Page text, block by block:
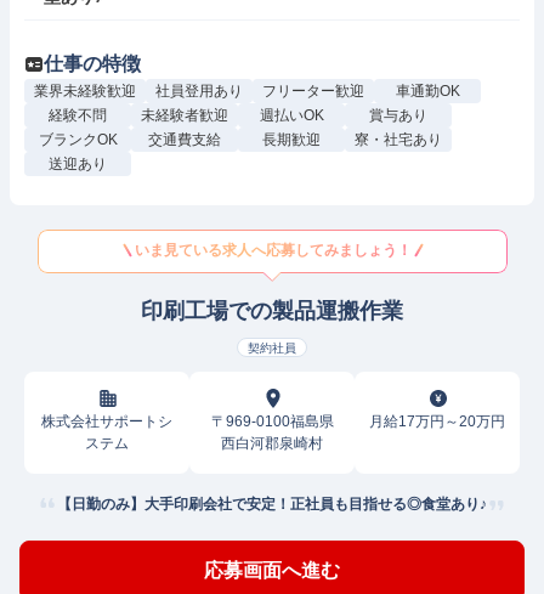
仕事の特徴
業界未経験歓迎 社員登用あり フリーター歓迎
車通勤OK
経験不問
未経験者歓迎 週払いOK
賞与あり
ブランクOK
交通費支給 長期歓迎
寮・社宅あり
送迎あり
いま見ている求人へ応募してみましょう！
印刷工場での製品運搬作業
契約社員
株式会社サポートシ
ステム
〒969-0100福島県
西白河郡泉崎村
月給17万円～20万円
【日勤のみ】大手印刷会社で安定！正社員も目指せる◎食堂あり♪
応募画面へ進む